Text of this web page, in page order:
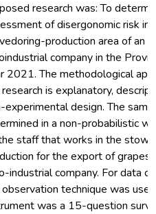
research was: To
of disergonomic risk in
production area of an
company in the
2021. The methodological
is explanatory,
experimental design. The
in a non-probabilistic
staff that works in the
for the export of grapes
industrial company. For data
technique was
was a 15-question